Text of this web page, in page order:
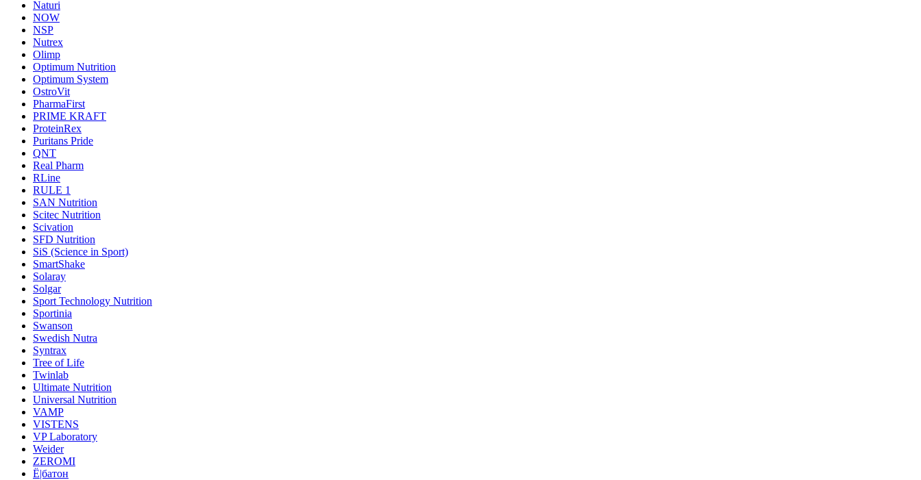
Naturi
NOW
NSP
Nutrex
Olimp
Optimum Nutrition
Optimum System
OstroVit
PharmaFirst
PRIME KRAFT
ProteinRex
Puritans Pride
QNT
Real Pharm
RLine
RULE 1
SAN Nutrition
Scitec Nutrition
Scivation
SFD Nutrition
SiS (Science in Sport)
SmartShake
Solaray
Solgar
Sport Technology Nutrition
Sportinia
Swanson
Swedish Nutra
Syntrax
Tree of Life
Twinlab
Ultimate Nutrition
Universal Nutrition
VAMP
VISTENS
VP Laboratory
Weider
ZEROMI
Ё|батон